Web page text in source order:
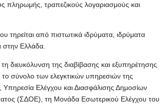
τραπεζικούς λογαριασμούς και
από πιστωτικά ιδρύματα, ιδρύματα
στην Ελλάδα.
διευκόλυνση της διαβίβασης και εξυπηρέτησης
σύνολο των ελεγκτικών υπηρεσιών της
Ελέγχου και Διασφάλισης Δημοσίων
(ΣΔΟΕ), τη Μονάδα Εσωτερικού Ελέγχου του